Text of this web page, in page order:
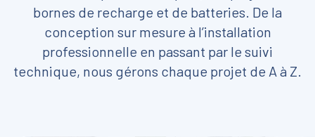
bornes de recharge et de batteries. De la
conception sur mesure à l’installation
professionnelle en passant par le suivi
technique, nous gérons chaque projet de A à Z.